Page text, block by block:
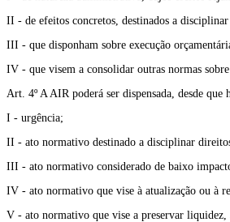
II - de efeitos concretos, destinados a
III - que disponham sobre execução
IV - que visem a consolidar outras normas
Art. 4º A AIR poderá ser dispensada, desde
I - urgência;
II - ato normativo destinado a disciplinar
III - ato normativo considerado de baixo
IV - ato normativo que vise à atualização ou à
V - ato normativo que vise a preservar liquidez,